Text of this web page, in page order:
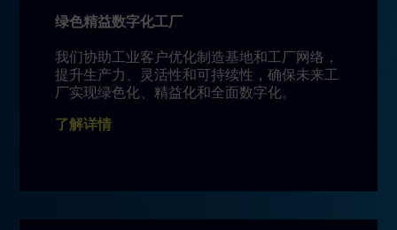
绿色精益数字化工厂
我们协助工业客户优化制造基地和工厂网络，
提升生产力、灵活性和可持续性，确保未来工
厂实现绿色化、精益化和全面数字化。
了解详情